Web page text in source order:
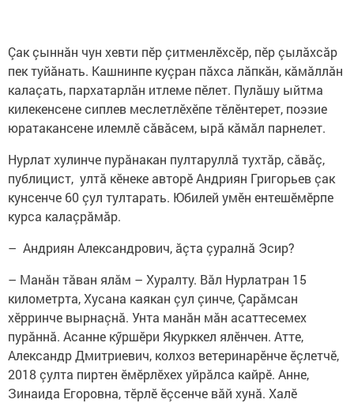
Çак çыннăн чун хевти пӗр çитменлӗхсӗр, пӗр çылăхсăр
пек туйăнать. Кашнинпе куçран пăхса лăпкăн, кăмăллăн
калаçать, пархатарлăн итлеме пӗлет. Пулăшу ыйтма
килекенсене сиплев меслетлӗхӗпе тӗлӗнтерет, поэзие
юратакансене илемлӗ сăвăсем, ырă кăмăл парнелет.
Нурлат хулинче пурăнакан пултаруллă тухтăр, сăвăç,
публицист, ултă кӗнеке авторӗ Андриян Григорьев çак
кунсенче 60 çул тултарать. Юбилей умӗн ентешӗмӗрпе
курса калаçрăмăр.
– Андриян Александрович, ăçта çуралнă Эсир?
– Манăн тăван ялăм – Хуралту. Вăл Нурлатран 15
километрта, Хусана каякан çул çинче, Çарăмсан
хӗрринче вырнаçнă. Унта манăн мăн асаттесемех
пурăннă. Асанне кӳршӗри Якурккел ялӗнчен. Атте,
Александр Дмитриевич, колхоз ветеринарӗнче ӗçлетчӗ,
2018 çулта пиртен ӗмӗрлӗхех уйрăлса кайрӗ. Анне,
Зинаида Егоровна, тӗрлӗ ӗçсенче вăй хунă. Халӗ